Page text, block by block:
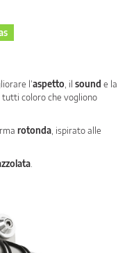
l’aspetto , il sound e la
tutti coloro che vogliono
rotonda , ispirato alle